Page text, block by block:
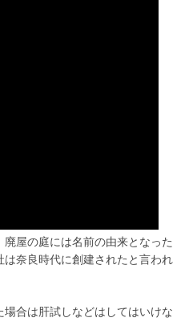
屋の庭には名前の由来となった
奈良時代に創建されたと言われ
合は肝試しなどはしてはいけな